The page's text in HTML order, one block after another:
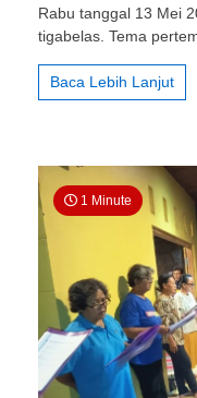
Rabu tanggal 13 Mei
tigabelas. Tema
Baca Lebih Lanjut
1 Minute